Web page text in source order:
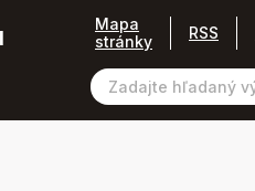
Mapa
stránky
RSS